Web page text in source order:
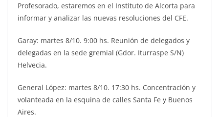
Profesorado, estaremos en el Instituto de Alcorta para
informar y analizar las nuevas resoluciones del CFE.
Garay: martes 8/10. 9:00 hs. Reunión de delegados y
delegadas en la sede gremial (Gdor. Iturraspe S/N)
Helvecia.
General López: martes 8/10. 17:30 hs. Concentración y
volanteada en la esquina de calles Santa Fe y Buenos
Aires.